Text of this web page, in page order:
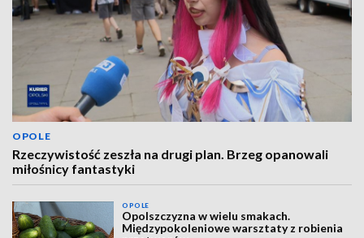
OPOLE
Rzeczywistość zeszła na drugi plan. Brzeg opanowali
miłośnicy fantastyki
OPOLE
Opolszczyzna w wielu smakach.
Międzypokoleniowe warsztaty z robienia